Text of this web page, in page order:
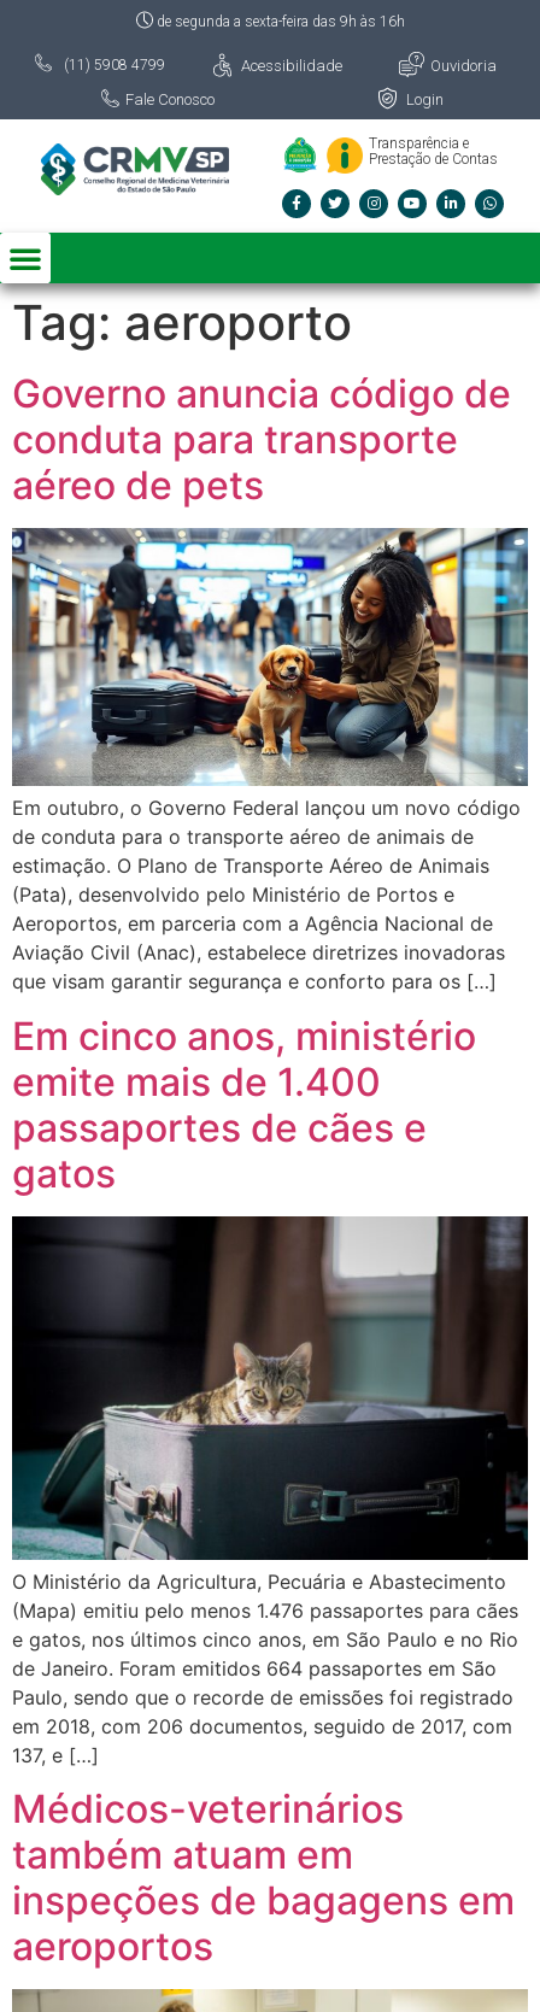
de segunda a sexta-feira das 9h às 16h
(11) 5908 4799 Acessibilidade
Ouvidoria
Fale Conosco
Login
Transparência e
Prestação de Contas
Tag: aeroporto
Governo anuncia código de
conduta para transporte
aéreo de pets
Em outubro, o Governo Federal lançou um novo código
de conduta para o transporte aéreo de animais de
estimação. O Plano de Transporte Aéreo de Animais
(Pata), desenvolvido pelo Ministério de Portos e
Aeroportos, em parceria com a Agência Nacional de
Aviação Civil (Anac), estabelece diretrizes inovadoras
que visam garantir segurança e conforto para os […]
Em cinco anos, ministério
emite mais de 1.400
passaportes de cães e
gatos
O Ministério da Agricultura, Pecuária e Abastecimento
(Mapa) emitiu pelo menos 1.476 passaportes para cães
e gatos, nos últimos cinco anos, em São Paulo e no Rio
de Janeiro. Foram emitidos 664 passaportes em São
Paulo, sendo que o recorde de emissões foi registrado
em 2018, com 206 documentos, seguido de 2017, com
137, e […]
Médicos-veterinários
também atuam em
inspeções de bagagens em
aeroportos